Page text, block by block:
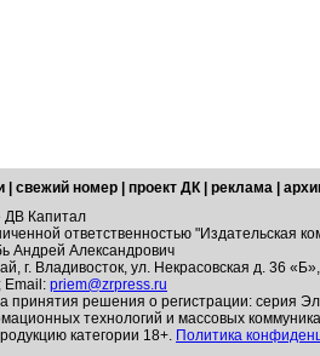
свежий номер проект ДК реклама
ДВ Капитал
ответственностью "Издательская
Андрей Александрович
г. Владивосток, ул. Некрасовская д. 36
Email: priem@zrpress.ru
принятия решения о регистрации: серия
технологий и массовых
категории 18+. Политика